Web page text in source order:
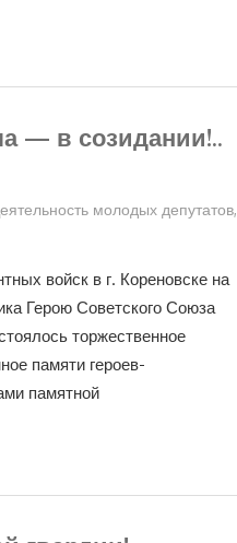
— в созидании!..
молодых депутатов,
войск в г. Кореновске на
Герою Советского Союза
торжественное
памяти героев-
памятной